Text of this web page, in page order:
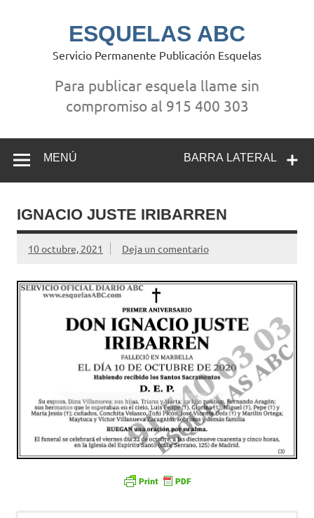
ESQUELAS ABC
Servicio Permanente Publicación Esquelas
Para publicar esquela llame sin
compromiso al 915 400 303
BARRA LATERAL
MENÚ
IGNACIO JUSTE IRIBARREN
10 octubre, 2021 Deja un comentario